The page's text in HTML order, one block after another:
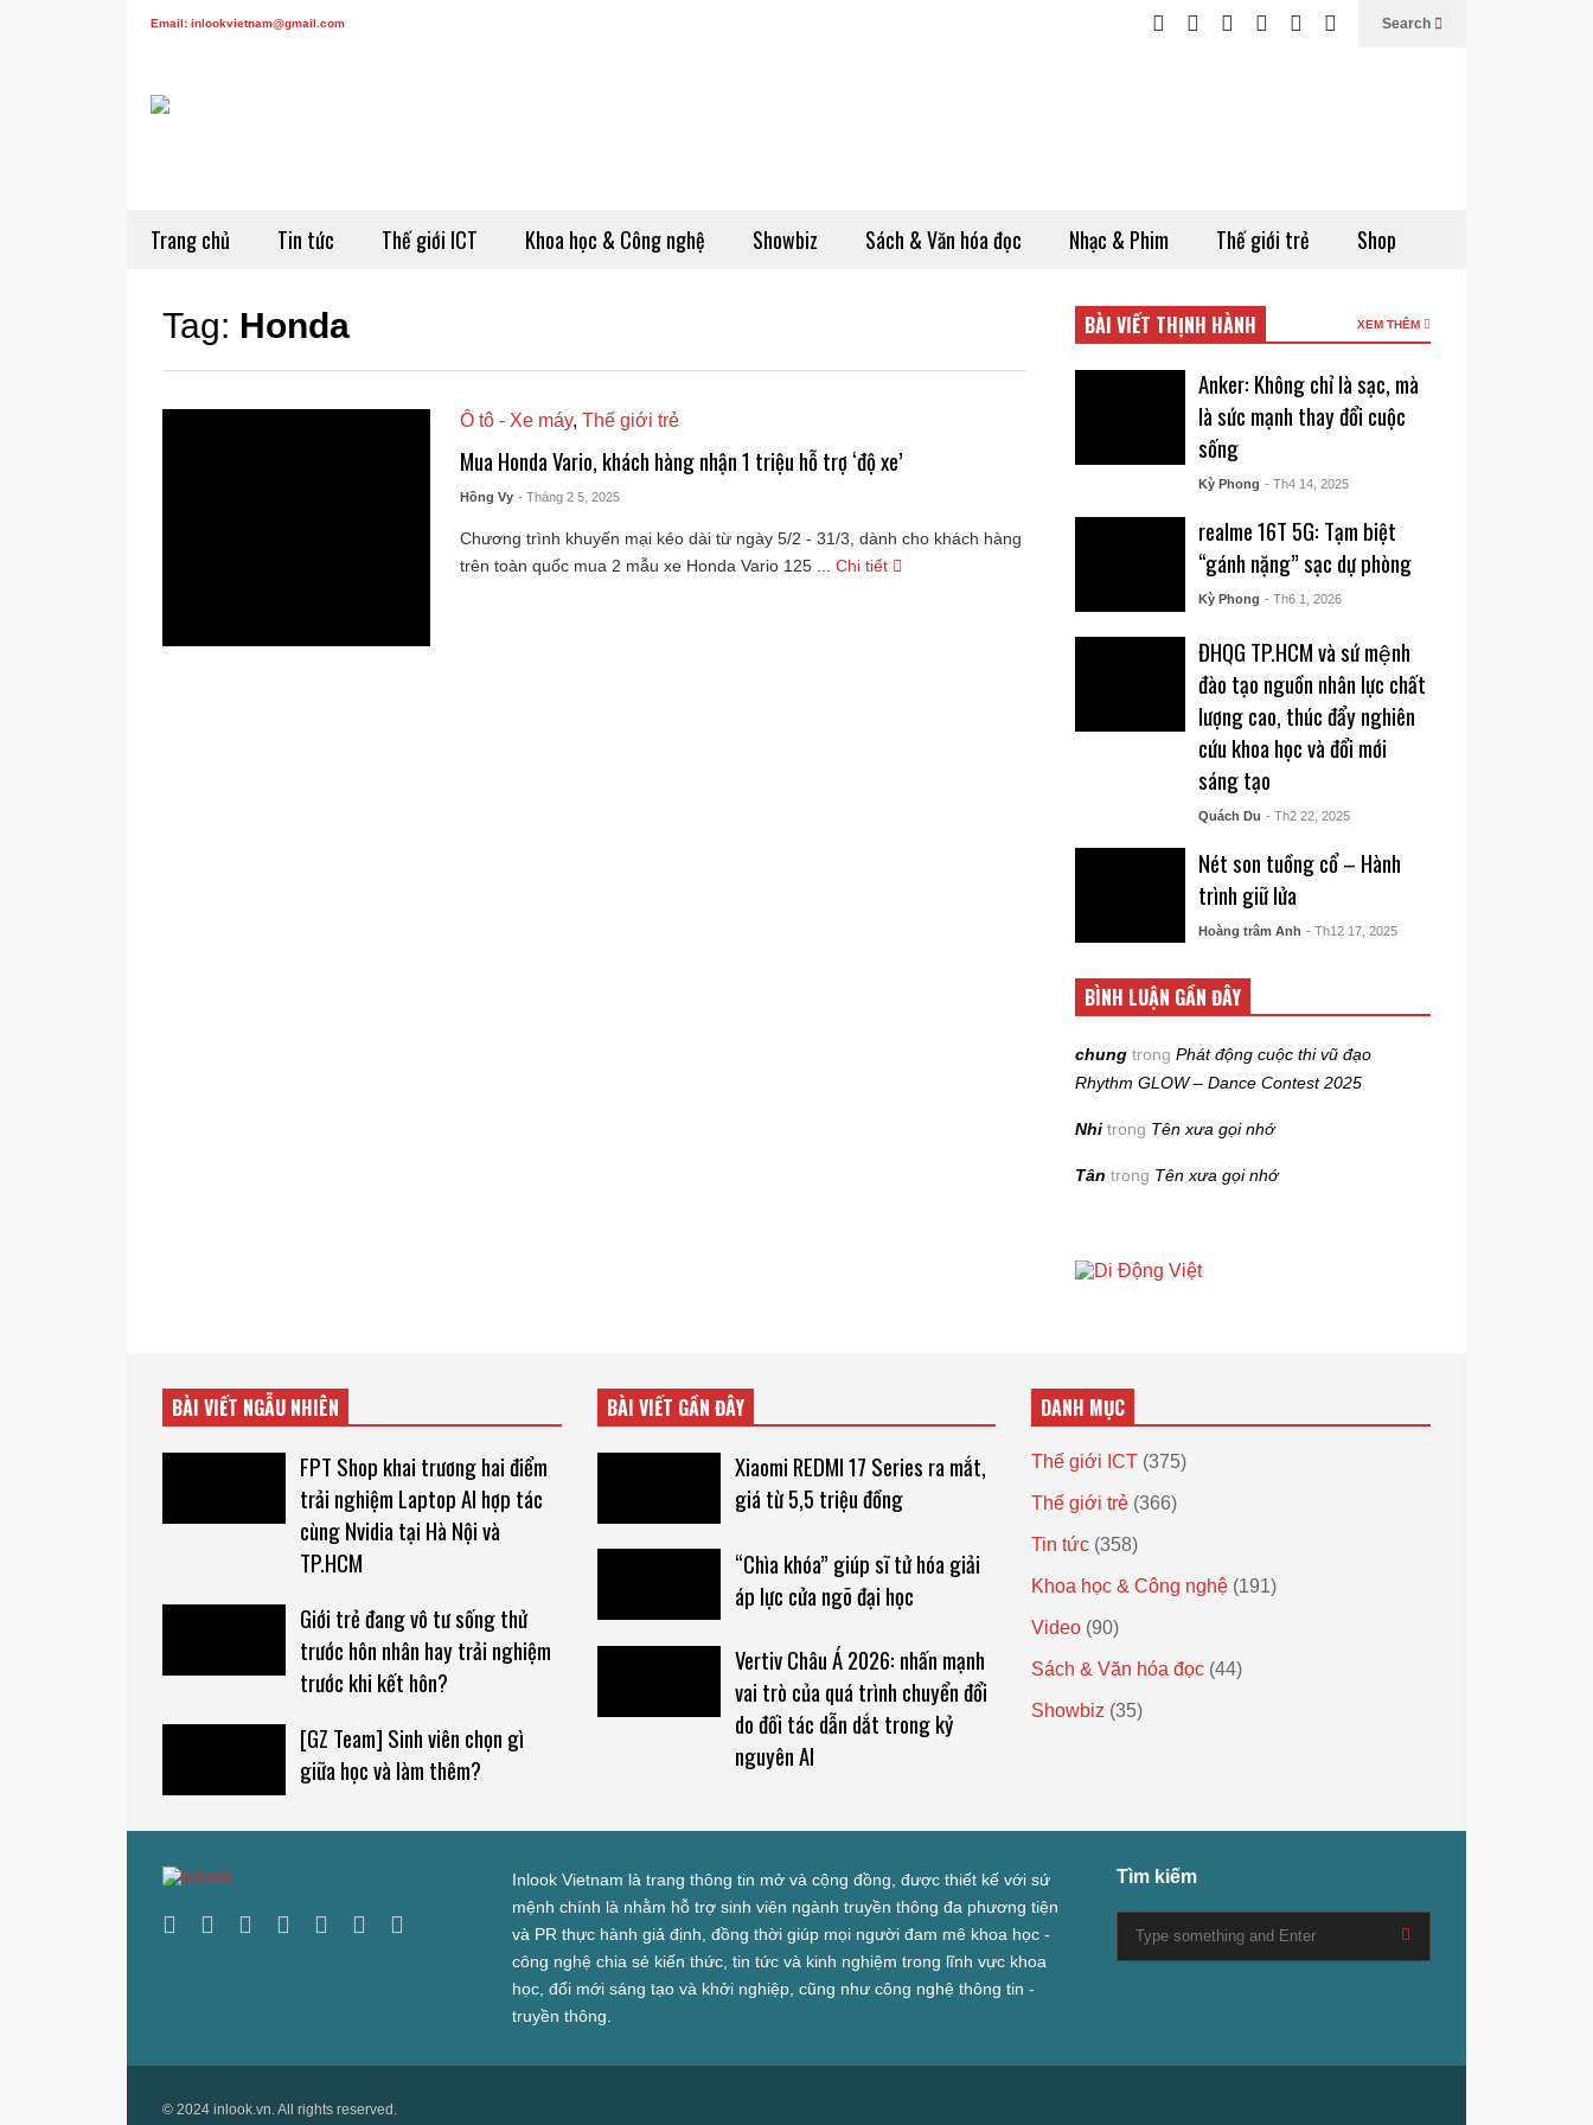
Email: inlookvietnam@gmail.com Search
Trang chủ Tin tức Thế giới ICT Khoa học & Công nghệ Showbiz Sách & Văn hóa đọc Nhạc & Phim Thế giới trẻ Shop
Tag: Honda
Ô tô - Xe máy, Thế giới trẻ
Mua Honda Vario, khách hàng nhận 1 triệu hỗ trợ ‘độ xe’
Hồng Vy - Tháng 2 5, 2025
Chương trình khuyến mại kéo dài từ ngày 5/2 - 31/3, dành cho khách hàng
trên toàn quốc mua 2 mẫu xe Honda Vario 125 ...
Chi tiết
BÀI VIẾT THỊNH HÀNH XEM THÊM
Anker: Không chỉ là sạc, mà
là sức mạnh thay đổi cuộc
sống
Kỳ Phong - Th4 14, 2025
realme 16T 5G: Tạm biệt
“gánh nặng” sạc dự phòng
Kỳ Phong - Th6 1, 2026
ĐHQG TP.HCM và sứ mệnh
đào tạo nguồn nhân lực chất
lượng cao, thúc đẩy nghiên
cứu khoa học và đổi mới
sáng tạo
Quách Du - Th2 22, 2025
Nét son tuồng cổ – Hành
trình giữ lửa
Hoàng trâm Anh - Th12 17, 2025
BÌNH LUẬN GẦN ĐÂY
chung trongPhát động cuộc thi vũ đạo
Rhythm GLOW – Dance Contest 2025
Nhi trong Tên xưa gọi nhớ
Tân trong Tên xưa gọi nhớ
BÀI VIẾT NGẪU NHIÊN
FPT Shop khai trương hai điểm
trải nghiệm Laptop AI hợp tác
cùng Nvidia tại Hà Nội và
TP.HCM
Giới trẻ đang vô tư sống thử
trước hôn nhân hay trải nghiệm
trước khi kết hôn?
[GZ Team] Sinh viên chọn gì
giữa học và làm thêm?
BÀI VIẾT GẦN ĐÂY
Xiaomi REDMI 17 Series ra mắt,
giá từ 5,5 triệu đồng
“Chìa khóa” giúp sĩ tử hóa giải
áp lực cửa ngõ đại học
Vertiv Châu Á 2026: nhấn mạnh
vai trò của quá trình chuyển đổi
do đối tác dẫn dắt trong kỷ
nguyên AI
DANH MỤC
Thế giới ICT (375)
Thế giới trẻ (366)
Tin tức (358)
Khoa học & Công nghệ (191)
Video (90)
Sách & Văn hóa đọc (44)
Showbiz (35)
Inlook Vietnam là trang thông tin mở và cộng đồng, được thiết kế với sứ
mệnh chính là nhằm hỗ trợ sinh viên ngành truyền thông đa phương tiện
và PR thực hành giả định, đồng thời giúp mọi người đam mê khoa học -
công nghệ chia sẻ kiến thức, tin tức và kinh nghiệm trong lĩnh vực khoa
học, đổi mới sáng tạo và khởi nghiệp, cũng như công nghệ thông tin -
truyền thông.
Tìm kiếm
© 2024 inlook.vn. All rights reserved.